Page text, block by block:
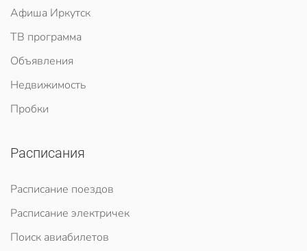
Афиша Иркутск
ТВ программа
Объявления
Недвижимость
Пробки
Расписания
Расписание поездов
Расписание электричек
Поиск авиабилетов